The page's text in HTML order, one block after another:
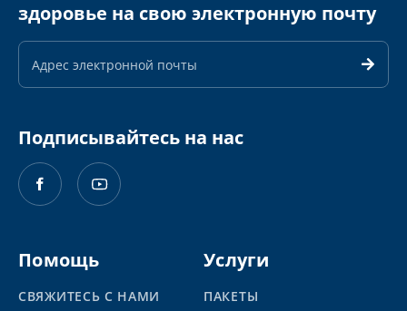
здоровье на свою электронную почту
Адрес
почты
Подписывайтесь на нас
Помощь
СВЯЖИТЕСЬ С НАМИ
Услуги
ПАКЕТЫ